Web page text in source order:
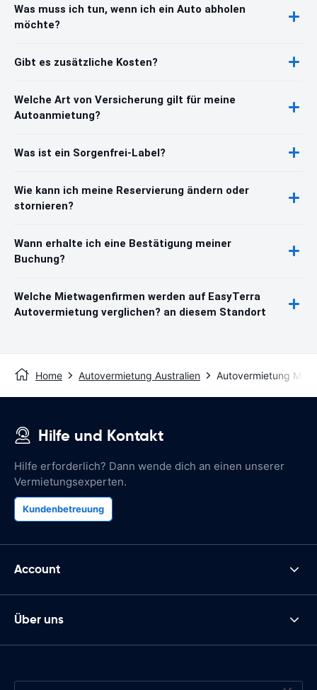
Was muss ich tun, wenn ich ein Auto abholen
möchte?
Gibt es zusätzliche Kosten?
Welche Art von Versicherung gilt für meine
Autoanmietung?
Was ist ein Sorgenfrei-Label?
Wie kann ich meine Reservierung ändern oder
stornieren?
Wann erhalte ich eine Bestätigung meiner
Buchung?
Welche Mietwagenfirmen werden auf EasyTerra
Autovermietung verglichen? an diesem Standort
Home Autovermietung Australien Autovermietung
Hilfe und Kontakt
Hilfe erforderlich? Dann wende dich an einen unserer
Vermietungsexperten.
Kundenbetreuung
Account
Über uns